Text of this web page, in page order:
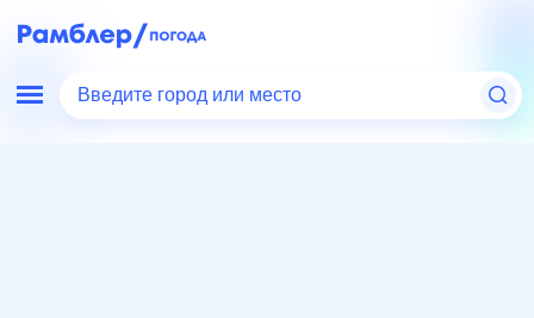
Введите город или место